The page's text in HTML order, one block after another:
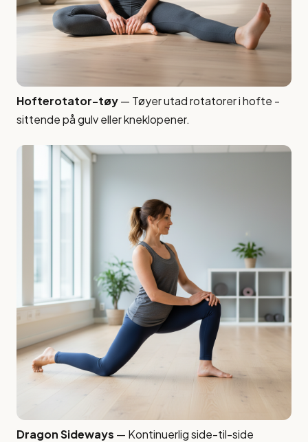
Hofterotator-tøy— Tøyer utad rotatorer i hofte -
sittende på gulv eller kneklopener.
Dragon Sideways — Kontinuerlig side-til-side